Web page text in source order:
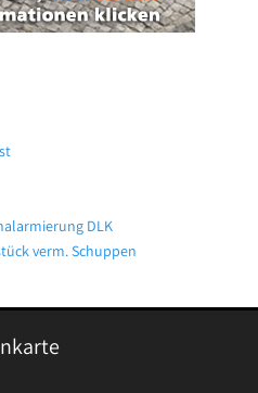
DLK
verm. Schuppen